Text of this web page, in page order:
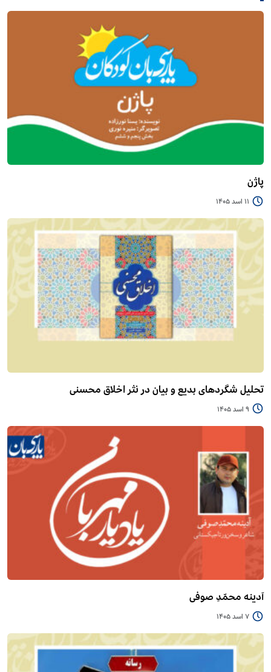
پاژن
11 اسد 1405
تحلیل شگردهای بدیع و بیان در نثر اخلاق محسنی
9 اسد 1405
آدینه محمّدِ صوفی
7 اسد 1405